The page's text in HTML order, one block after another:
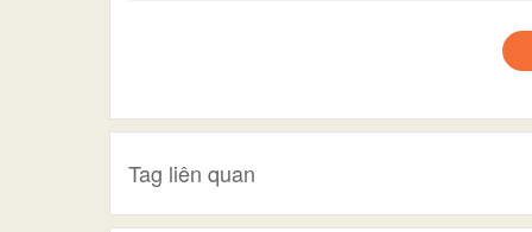
Tag liên quan